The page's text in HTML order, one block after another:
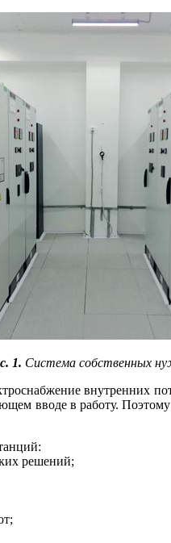
1. Система собственных
внутренних
вводе в работу.
решений;